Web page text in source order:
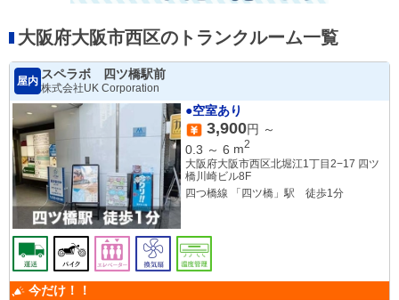
大阪府大阪市西区のトランクルーム一覧
屋内
スペラボ 四ツ橋駅前
株式会社UK Corporation
●空室あり
3,900円 ～
0.3 ～ 6 m2
大阪府大阪市西区北堀江1丁目2−17 四ツ
橋川崎ビル8F
四つ橋線 「四ツ橋」駅 徒歩1分
今だけ！！